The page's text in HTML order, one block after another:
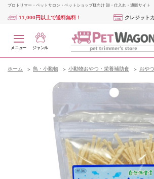
プロトリマー・ペットサロン・ペットショップ様向け 卸・仕入れ・通販サイト
11,000円以上で送料無料！ クレジット
メニュー ジャンル
ホーム 鳥・小動物 小動物おやつ・栄養補助食 おやつ